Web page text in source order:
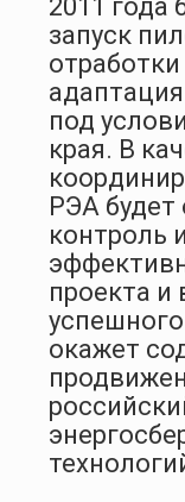
2011 года
запуск
под
края. В
РЭА
контроль
проекта и
окажет